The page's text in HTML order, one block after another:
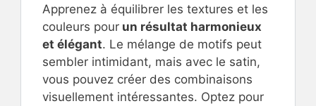
Apprenez à équilibrer les textures et les
couleurs pour un résultat harmonieux
et élégant. Le mélange de motifs peut
sembler intimidant, mais avec le satin,
vous pouvez créer des combinaisons
visuellement intéressantes. Optez pour